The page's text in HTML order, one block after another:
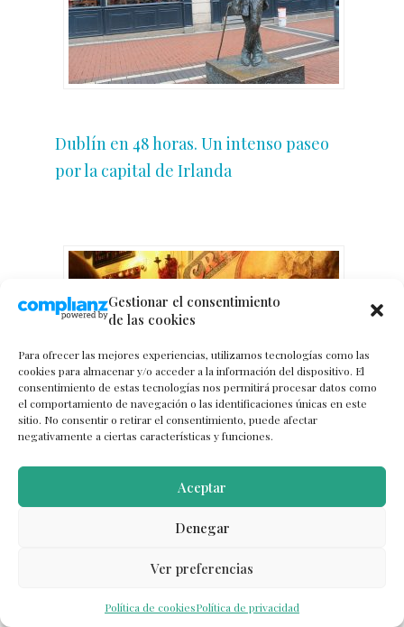
Gestionar el consentimiento
de las cookies
Para ofrecer las mejores experiencias, utilizamos tecnologías como las
cookies para almacenar y/o acceder a la información del dispositivo. El
consentimiento de estas tecnologías nos permitirá procesar datos como
el comportamiento de navegación o las identificaciones únicas en este
sitio. No consentir o retirar el consentimiento, puede afectar
negativamente a ciertas características y funciones.
Aceptar
Denegar
Ver preferencias
Política de cookiesPolítica de privacidad
Dublín en 48 horas. Un intenso paseo
por la capital de Irlanda
Galway, un paseo por la ciudad más